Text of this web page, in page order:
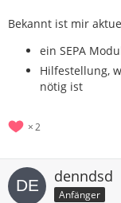
Bekannt ist mir
ein SEPA
Hilfestellung,
nötig ist
2
denndsd
Anfänger